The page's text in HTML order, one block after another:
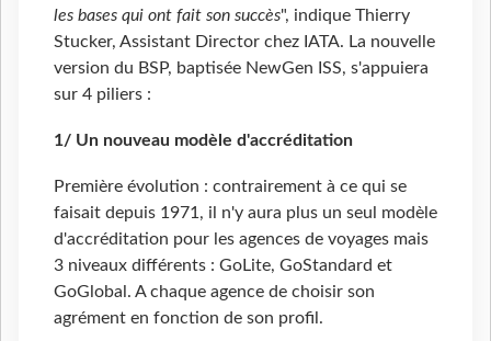
les bases qui ont fait son succès", indique Thierry
Stucker, Assistant Director chez IATA. La nouvelle
version du BSP, baptisée NewGen ISS, s'appuiera
sur 4 piliers :
1/ Un nouveau modèle d'accréditation
Première évolution : contrairement à ce qui se
faisait depuis 1971, il n'y aura plus un seul modèle
d'accréditation pour les agences de voyages mais
3 niveaux différents : GoLite, GoStandard et
GoGlobal. A chaque agence de choisir son
agrément en fonction de son profil.